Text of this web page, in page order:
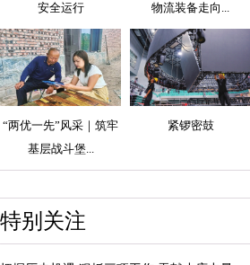
安全运行
物流装备走向...
“两优一先”风采｜筑牢
基层战斗堡...
紧锣密鼓
特别关注